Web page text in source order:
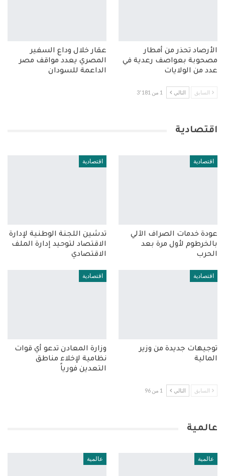
الأرصاد تحذر من أمطار
مصحوبة بعواصف رعدية في
عدد من الولايات
عقار خلال وداع السفير
المصري يعدد مواقف مصر
الداعمة للسودان
السابق التالي 1 من 3٬181
اقتصادية
اقتصادية
عودة خدمات الصراف الآلي
بالخرطوم لأول مرة بعد
الحرب
اقتصادية
تدشين اللجنة الوطنية لإدارة
الاقتصاد لتوحيد إدارة الملف
الاقتصادي
اقتصادية
توجيهات جديدة من وزير
المالية
اقتصادية
وزارة المعادن تدعو أي قوات
نظامية لإخلاء مناطق
التعدين فورياً
السابق التالي 1 من 96
عالمية
عالمية عالمية